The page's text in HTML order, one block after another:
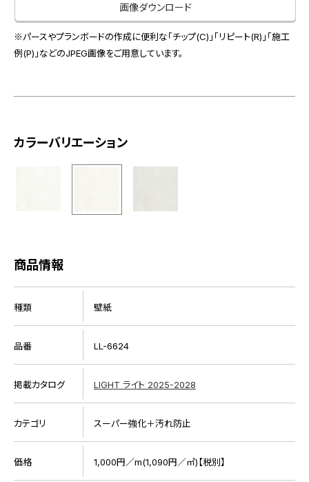
スペースソリューション事業
オフィスソリューション事業
会社情報
プライバシーポリシーサイトマップ
画像ダウンロード
※パースやプランボードの作成に便利な「チップ(C)」「リピート(R)」「施工
例(P)」などのJPEG画像をご用意しています。
カラーバリエーション
商品情報
種類 壁紙
品番 LL-6624
掲載カタログ LIGHT ライト 2025-2028
カテゴリ スーパー強化＋汚れ防止
価格 1,000円／m(1,090円／㎡)【税別】